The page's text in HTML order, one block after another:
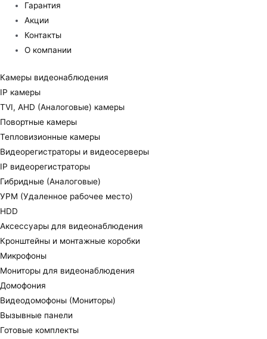
Гарантия
Акции
Контакты
О компании
Камеры видеонаблюдения
IP камеры
TVI, AHD (Аналоговые) камеры
Повортные камеры
Тепловизионные камеры
Видеорегистраторы и видеосерверы
IP видеорегистраторы
Гибридные (Аналоговые)
УРМ (Удаленное рабочее место)
HDD
Аксессуары для видеонаблюдения
Кронштейны и монтажные коробки
Микрофоны
Мониторы для видеонаблюдения
Домофония
Видеодомофоны (Мониторы)
Вызывные панели
Готовые комплекты